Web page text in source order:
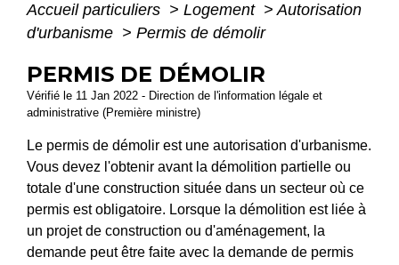
Accueil particuliers > Logement > Autorisation
d'urbanisme > Permis de démolir
PERMIS DE DÉMOLIR
Vérifié le 11 Jan 2022 - Direction de l'information légale et
administrative (Première ministre)
Le permis de démolir est une autorisation d'urbanisme.
Vous devez l'obtenir avant la démolition partielle ou
totale d'une construction située dans un secteur où ce
permis est obligatoire. Lorsque la démolition est liée à
un projet de construction ou d'aménagement, la
demande peut être faite avec la demande de permis